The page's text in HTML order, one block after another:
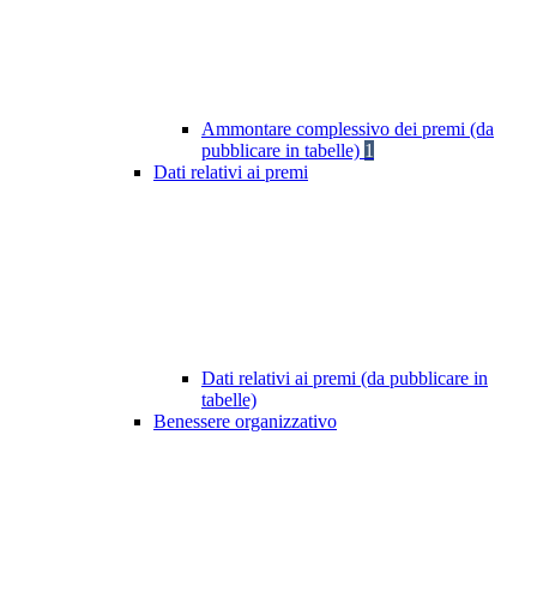
Ammontare complessivo dei premi (da
pubblicare in tabelle) 1
Dati relativi ai premi
Dati relativi ai premi (da pubblicare in
tabelle)
Benessere organizzativo